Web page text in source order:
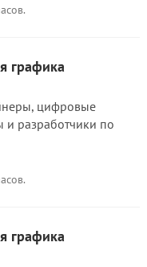
графика
цифровые
и разработчики по
графика